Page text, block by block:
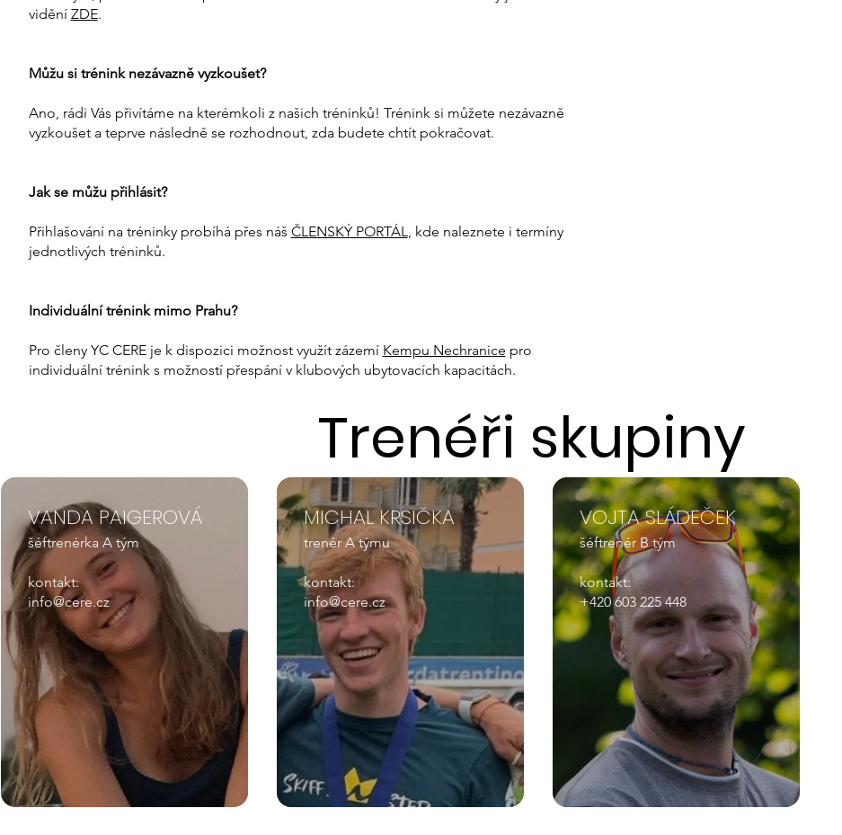
vidění ZDE.
Můžu si trénink nezávazně vyzkoušet?
Ano, rádi Vás přivítáme na kterémkoli z našich tréninků! Trénink si můžete nezávazně
vyzkoušet a teprve následně se rozhodnout, zda budete chtít pokračovat.
Jak se můžu přihlásit?
Přihlašování na tréninky probíhá přes náš ČLENSKÝ PORTÁL, kde naleznete i termíny
jednotlivých tréninků.
Individuální trénink mimo Prahu?
Pro členy YC CERE je k dispozici možnost využít zázemí Kempu Nechranice pro
individuální trénink s možností přespání v klubových ubytovacích kapacitách.
Trenéři skupiny
VANDA PAIGEROVÁ
šéftrenérka A tým
kontakt:
info@cere.cz
MICHAL KRSIČKA
trenér A týmu
kontakt:
info@cere.cz
VOJTA SLÁDEČEK
šéftrenér B tým
kontakt:
+420 603 225 448